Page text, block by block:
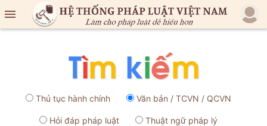

Thủ tục hành chính Văn bản / TCVN / QCVN
Hỏi đáp pháp luật Thuật ngữ pháp lý